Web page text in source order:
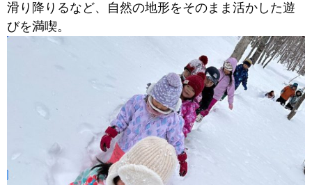
滑り降りるなど、自然の地形をそのまま活かした遊
びを満喫。